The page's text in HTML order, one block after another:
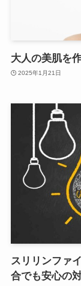
大人の美肌を
2025年1月21日
スリリンファ
合でも安心の